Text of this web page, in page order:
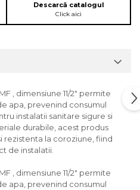
Descarcă catalogul
Click aici
, dimensiune 11/2" permite
apa, prevenind consumul
instalatii sanitare sigure si
durabile, acest produs
rezistenta la coroziune, fiind
de instalatii.
, dimensiune 11/2" permite
apa, prevenind consumul